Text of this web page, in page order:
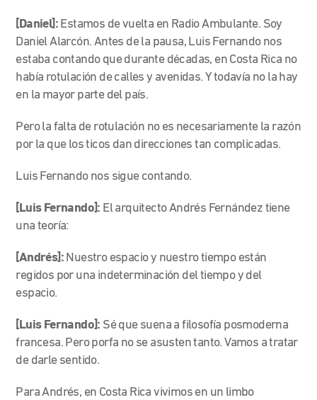
[Daniel]: Estamos de vuelta en Radio Ambulante. Soy
Daniel Alarcón. Antes de la pausa, Luis Fernando nos
estaba contando que durante décadas, en Costa Rica no
había rotulación de calles y avenidas. Y todavía no la hay
en la mayor parte del país.
Pero la falta de rotulación no es necesariamente la razón
por la que los ticos dan direcciones tan complicadas.
Luis Fernando nos sigue contando.
[Luis Fernando]: El arquitecto Andrés Fernández tiene
una teoría:
[Andrés]: Nuestro espacio y nuestro tiempo están
regidos por una indeterminación del tiempo y del
espacio.
[Luis Fernando]: Sé que suena a filosofía posmoderna
francesa. Pero porfa no se asusten tanto. Vamos a tratar
de darle sentido.
Para Andrés, en Costa Rica vivimos en un limbo